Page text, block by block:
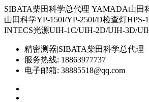
SIBATA柴田科学总代理 YAMADA山田
山田科学YP-150I/YP-250I/D检查灯HPS-
INTECS光源UIH-1C/UIH-2D/UIH-3D/
精密测器|SIBATA柴田科学总代理
服务热线: 18863977737
电子邮箱: 38885518@qq.com